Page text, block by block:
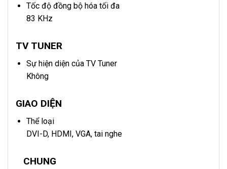
Tốc độ đồng bộ hóa tối đa
83 KHz
TV TUNER
Sự hiện diện của TV Tuner
Không
GIAO DIỆN
Thể loại
DVI-D, HDMI, VGA, tai nghe
CHUNG